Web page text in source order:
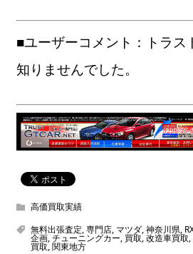
■ユーザーコメント：トラス
知りませんでした。
高価買取実績
無料出張査定,専門店, マツダ,神奈川県,
企画,チューニングカー, 買取,改造車買取,
買取,関東地方